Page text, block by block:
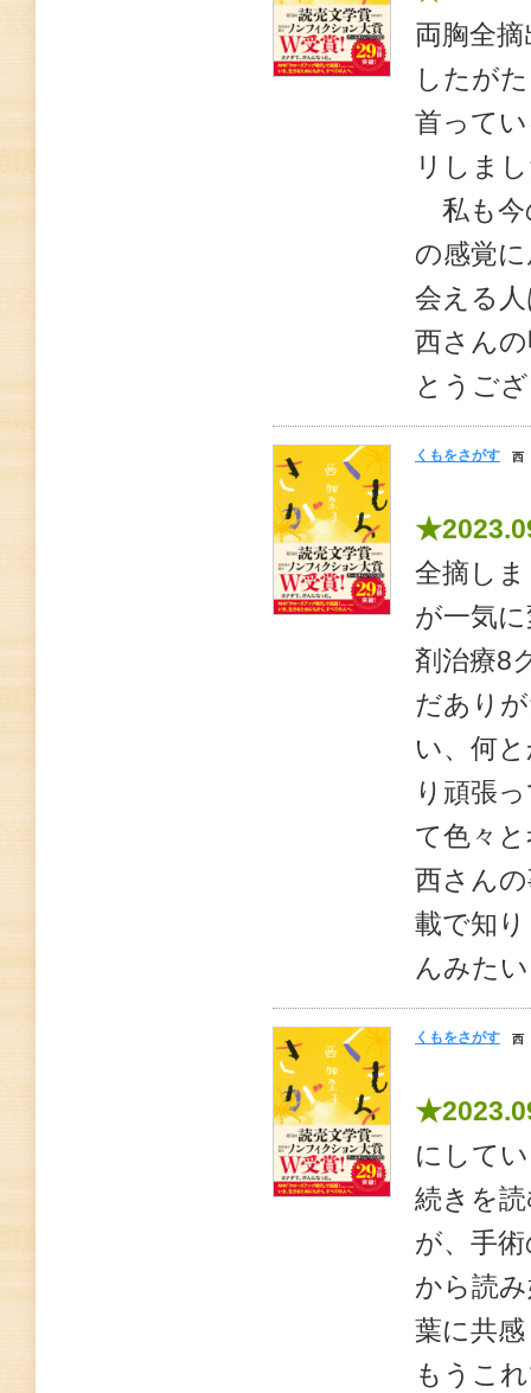
両胸全
したが
首って
リしま
私も今
の感覚
会える
西さん
とうご
くもをさがす 西
全摘し
が一気
剤治療8
だあり
い、何
り頑張
て色々
西さん
載で知
んみた
くもをさがす 西
にして
続きを
が、手
から読
葉に共
もうこ